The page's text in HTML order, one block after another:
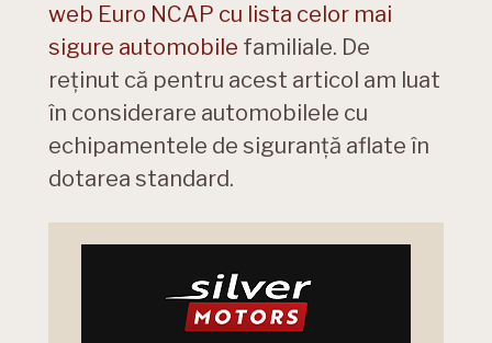
web Euro NCAP cu lista celor mai
sigure automobile familiale. De
reținut că pentru acest articol am luat
în considerare automobilele cu
echipamentele de siguranță aflate în
dotarea standard.